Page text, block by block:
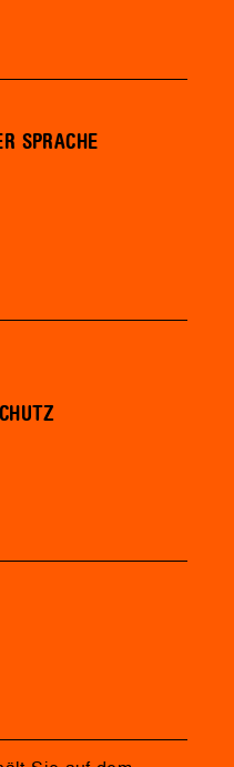
SPRACHE